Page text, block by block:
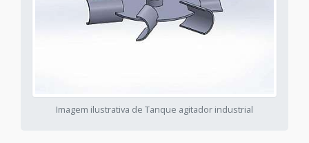
Imagem ilustrativa de Tanque agitador industrial